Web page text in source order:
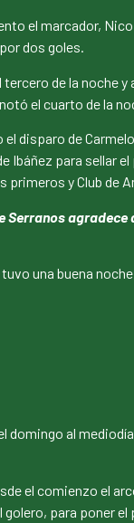
el marcador,
dos goles.
de la noche
el cuarto de la
disparo de
Ibáñez para sellar
y Club de
una buena
al
el comienzo el
para poner